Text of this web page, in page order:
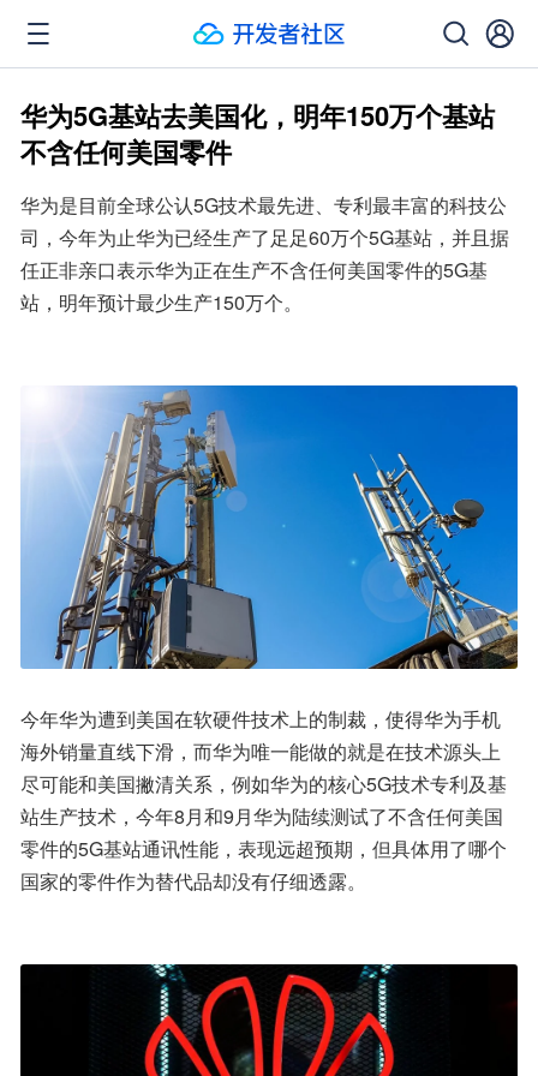
华为5G基站去美国化，明年150万个基站
不含任何美国零件
华为是目前全球公认5G技术最先进、专利最丰富的科技公
司，今年为止华为已经生产了足足60万个5G基站，并且据
任正非亲口表示华为正在生产不含任何美国零件的5G基
站，明年预计最少生产150万个。
今年华为遭到美国在软硬件技术上的制裁，使得华为手机
海外销量直线下滑，而华为唯一能做的就是在技术源头上
尽可能和美国撇清关系，例如华为的核心5G技术专利及基
站生产技术，今年8月和9月华为陆续测试了不含任何美国
零件的5G基站通讯性能，表现远超预期，但具体用了哪个
国家的零件作为替代品却没有仔细透露。